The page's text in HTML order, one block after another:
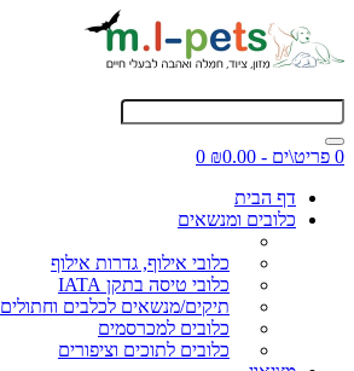
0 פריט\ים - ₪0.00
0
דף הבית
כלובים ומנשאים
כלובי אילוף, גדרות אילוף
כלובי טיסה בתקן IATA
תיקים/מנשאים לכלבים וחתולים
כלובים למכרסמים
כלובים לתוכים וציפורים